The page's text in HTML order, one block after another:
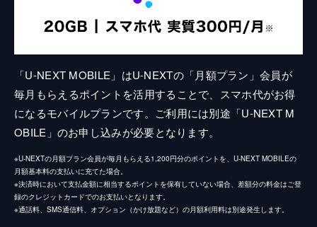
「U-NEXT MOBILE」はU-NEXTの「月額プラン」会員が
毎月もらえるポイントを活用することで、スマホ代がお得
になるモバイルプランです。ご利用には別途「U-NEXT M
OBILE」のお申し込みが必要となります。
※U-NEXTの月額プラン会員が毎月もらえる1,200円分のポイントを、U-NEXT MOBILEの
月額基本料の支払いに充てた場合。
※決済時において支払金額に相当するポイントを保有していない場合、差額分の料金はご登
録のクレジットカードでのお支払いとなります。
※通話料、SMS通信料、オプション（かけ放題など）の月額利用料は別途発生します。